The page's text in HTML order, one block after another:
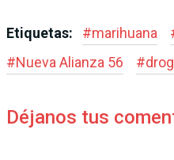
Etiquetas: #marihuana
#Nueva Alianza 56 #
Déjanos tus